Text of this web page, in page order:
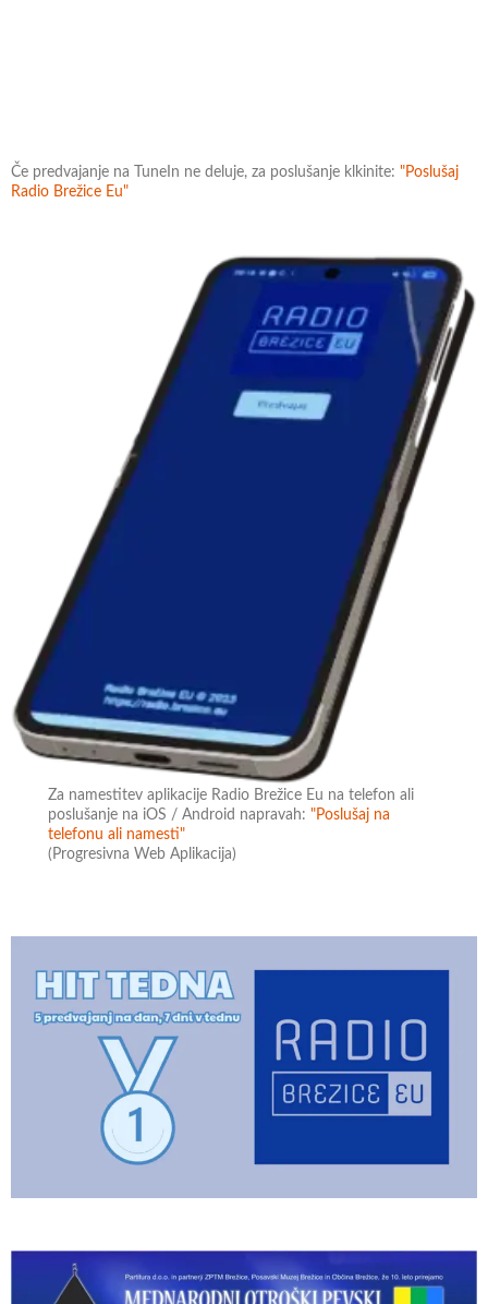
Če predvajanje na TuneIn ne deluje, za poslušanje klkinite: "Poslušaj
Radio Brežice Eu"
Za namestitev aplikacije Radio Brežice Eu na telefon ali
poslušanje na iOS / Android napravah:"Poslušaj na
telefonu ali namesti"
(Progresivna Web Aplikacija)